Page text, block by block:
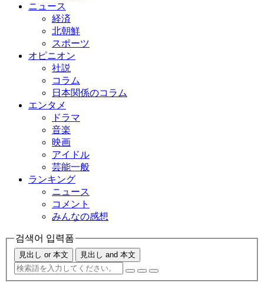
ニュース
経済
北朝鮮
スポーツ
オピニオン
社説
コラム
日本関係のコラム
エンタメ
ドラマ
音楽
映画
アイドル
芸能一般
ランキング
ニュース
コメント
みんなの感想
검색어 입력폼
見出し or 本文 見出し and 本文